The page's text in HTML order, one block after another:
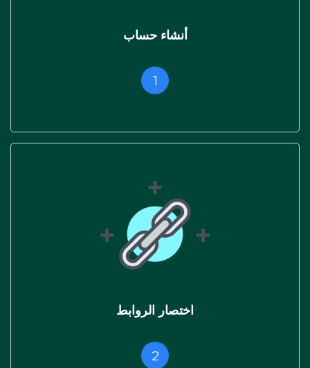
أنشاء حساب
1
اختصار الروابط
2